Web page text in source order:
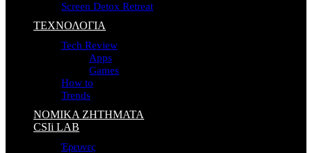
Screen Detox Retreat
ΤΕΧΝΟΛΟΓΙΑ
Tech Review
Apps
Games
How to
Trends
ΝΟΜΙΚΑ ΖΗΤΗΜΑΤΑ
CSIi LAB
Έρευνες